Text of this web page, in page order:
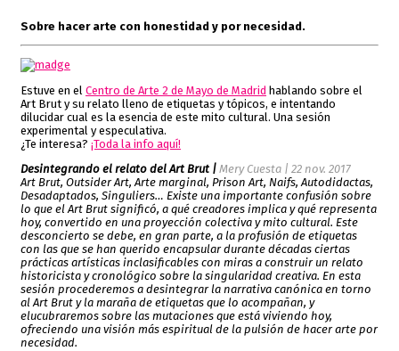
Sobre hacer arte con honestidad y por necesidad.
Estuve en el Centro de Arte 2 de Mayo de Madrid hablando sobre el
Art Brut y su relato lleno de etiquetas y tópicos, e intentando
dilucidar cual es la esencia de este mito cultural. Una sesión
experimental y especulativa.
¿Te interesa? ¡Toda la info aquí!
Desintegrando el relato del Art Brut | Mery Cuesta | 22 nov. 2017
Art Brut, Outsider Art, Arte marginal, Prison Art, Naifs, Autodidactas,
Desadaptados, Singuliers… Existe una importante confusión sobre
lo que el Art Brut significó, a qué creadores implica y qué representa
hoy, convertido en una proyección colectiva y mito cultural. Este
desconcierto se debe, en gran parte, a la profusión de etiquetas
con las que se han querido encapsular durante décadas ciertas
prácticas artísticas inclasificables con miras a construir un relato
historicista y cronológico sobre la singularidad creativa. En esta
sesión procederemos a desintegrar la narrativa canónica en torno
al Art Brut y la maraña de etiquetas que lo acompañan, y
elucubraremos sobre las mutaciones que está viviendo hoy,
ofreciendo una visión más espiritual de la pulsión de hacer arte por
necesidad.